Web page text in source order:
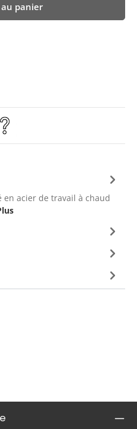
panier
acier de travail à chaud